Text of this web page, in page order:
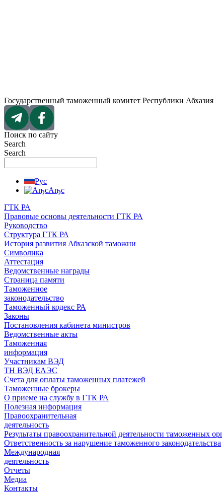
Государственный таможенный комитет Республики Абхазия
Поиск по сайту
Search
Search
Рус
Аҧс
ГТК РА
Правовые основы деятельности ГТК РА
Руководство
Структура ГТК РА
История развития Абхазской таможни
Символика
Аттестация
Ведомственные награды
Страница памяти
Таможенное
законодательство
Таможенный кодекс РА
Законы
Постановления кабинета министров
Ведомственные акты
Таможенная
информация
Участникам ВЭД
ТН ВЭД ЕАЭС
Счета для оплаты таможенных платежей
Таможенные брокеры
О приеме на службу в ГТК РА
Полезная информация
Правоохранительная
деятельность
Результаты правоохранительной деятельности таможенных
Ответственность за нарушение таможенного законодательства
Международная
деятельность
Отчеты
Медиа
Контакты